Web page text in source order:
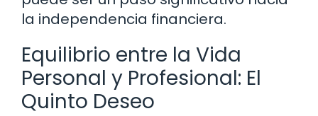
la independencia financiera.
Equilibrio entre la Vida
Personal y Profesional: El
Quinto Deseo